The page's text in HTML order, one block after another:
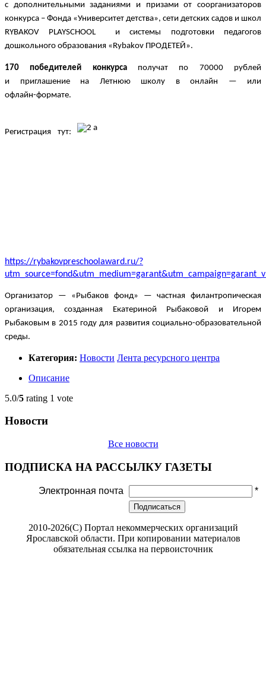
с дополнительными заданиями и призами от соорганизаторов
конкурса – Фонда «Университет детства», сети детских садов и школ
RYBAKOV PLAYSCHOOL  и системы подготовки педагогов
дошкольного образования «Rybakov ПРОДЕТЕЙ».
170 победителей конкурса получат по 70000 рублей
офлайн-формате.
https://rybakovpreschoolaward.ru/?
Организатор — «Рыбаков фонд» — частная филантропическая
организация, созданная Екатериной Рыбаковой и Игорем
Рыбаковым в 2015 году для развития социально-образовательной
среды.
Категория: Новости Лента ресурсного центра
Описание
5.0/5 rating 1 vote
Новости
Все новости
ПОДПИСКА НА РАССЫЛКУ ГАЗЕТЫ
Электронная почта *
Подписаться
2010-2026(С) Портал некоммерческих организаций
Ярославской области. При копировании материалов
обязательная ссылка на первоисточник